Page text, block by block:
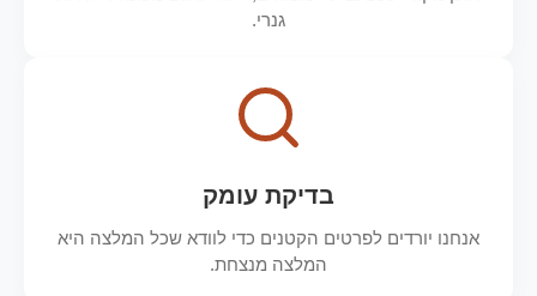
גנרי.
בדיקת עומק
אנחנו יורדים לפרטים הקטנים כדי לוודא שכל המלצה היא
המלצה מנצחת.